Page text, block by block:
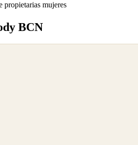
propietarias mujeres
BCN